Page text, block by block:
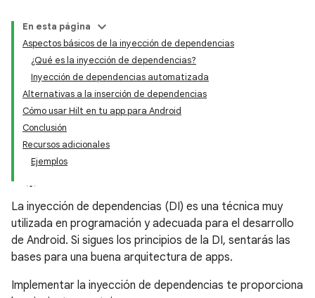
En esta página
Aspectos básicos de la inyección de dependencias
¿Qué es la inyección de dependencias?
Inyección de dependencias automatizada
Alternativas a la inserción de dependencias
Cómo usar Hilt en tu app para Android
Conclusión
Recursos adicionales
Ejemplos
La inyección de dependencias (DI) es una técnica muy
utilizada en programación y adecuada para el desarrollo
de Android. Si sigues los principios de la DI, sentarás las
bases para una buena arquitectura de apps.
Implementar la inyección de dependencias te proporciona